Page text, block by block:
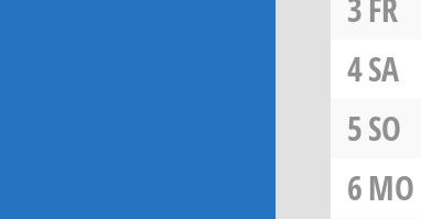
3FR
4SA
5SO
6MO